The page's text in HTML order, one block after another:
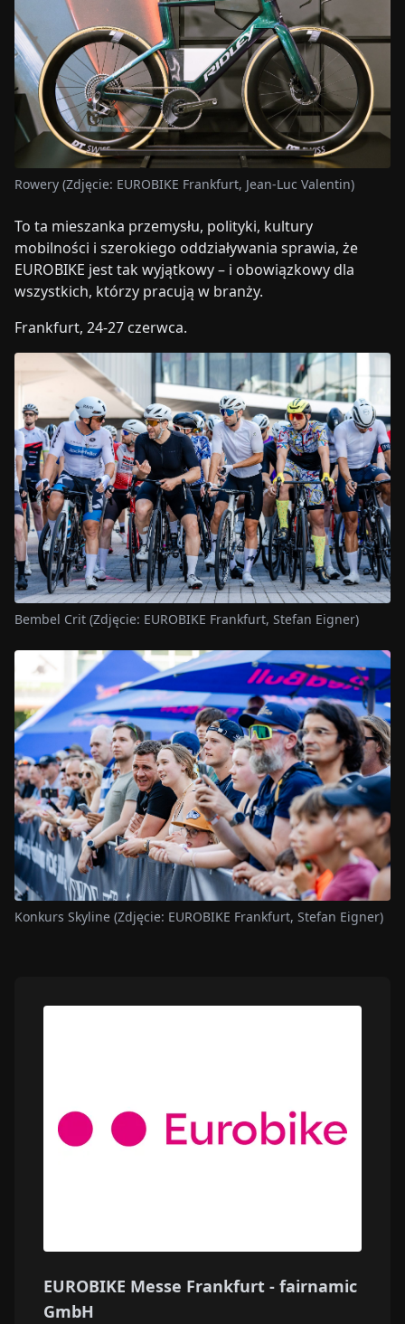
Rowery (Zdjęcie: EUROBIKE Frankfurt, Jean-Luc Valentin)
To ta mieszanka przemysłu, polityki, kultury
mobilności i szerokiego oddziaływania sprawia, że
EUROBIKE jest tak wyjątkowy – i obowiązkowy dla
wszystkich, którzy pracują w branży.
Frankfurt, 24-27 czerwca.
Bembel Crit (Zdjęcie: EUROBIKE Frankfurt, Stefan Eigner)
Konkurs Skyline (Zdjęcie: EUROBIKE Frankfurt, Stefan Eigner)
EUROBIKE Messe Frankfurt - fairnamic
GmbH